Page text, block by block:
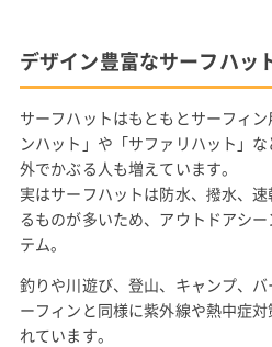
デザイン豊富なサーフハッ
サーフハットはもともとサーフィ
ンハット」や「サファリハット」
外でかぶる人も増えています。
実はサーフハットは防水、撥水、
るものが多いため、アウトドアシ
テム。
釣りや川遊び、登山、キャンプ、
ーフィンと同様に紫外線や熱中症
れています。